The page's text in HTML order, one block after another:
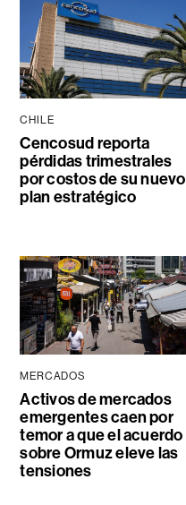
CHILE
Cencosud reporta
pérdidas trimestrales
por costos de su nuevo
plan estratégico
MERCADOS
Activos de mercados
emergentes caen por
temor a que el acuerdo
sobre Ormuz eleve las
tensiones